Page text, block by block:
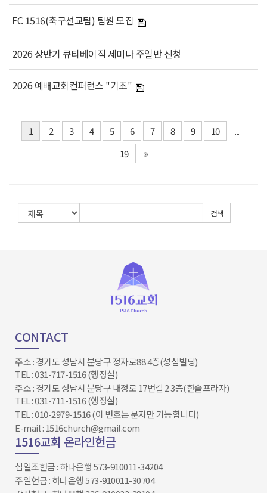
FC 1516(축구선교팀) 팀원 모집
2026 상반기 큐티베이직 세미나 주일반 신청
2026 예배교회컨퍼런스 "기초"
1 2 3 4 5 6 7 8 9 10 ...
19
검색
CONTACT
주소 : 경기도 성남시 분당구 정자로88 4층(성심빌딩)
TEL : 031-717-1516 (행정실)
주소 : 경기도 성남시 분당구 내정로 17번길 2 3층(한솔프라자)
TEL : 031-711-1516 (행정실)
TEL : 010-2979-1516 (이 번호는 문자만 가능합니다)
E-mail : 1516church@gmail.com
1516교회 온라인헌금
십일조헌금 : 하나은행 573-910011-34204​​​​​​​
주일헌금 : 하나은행 573-910011-30704